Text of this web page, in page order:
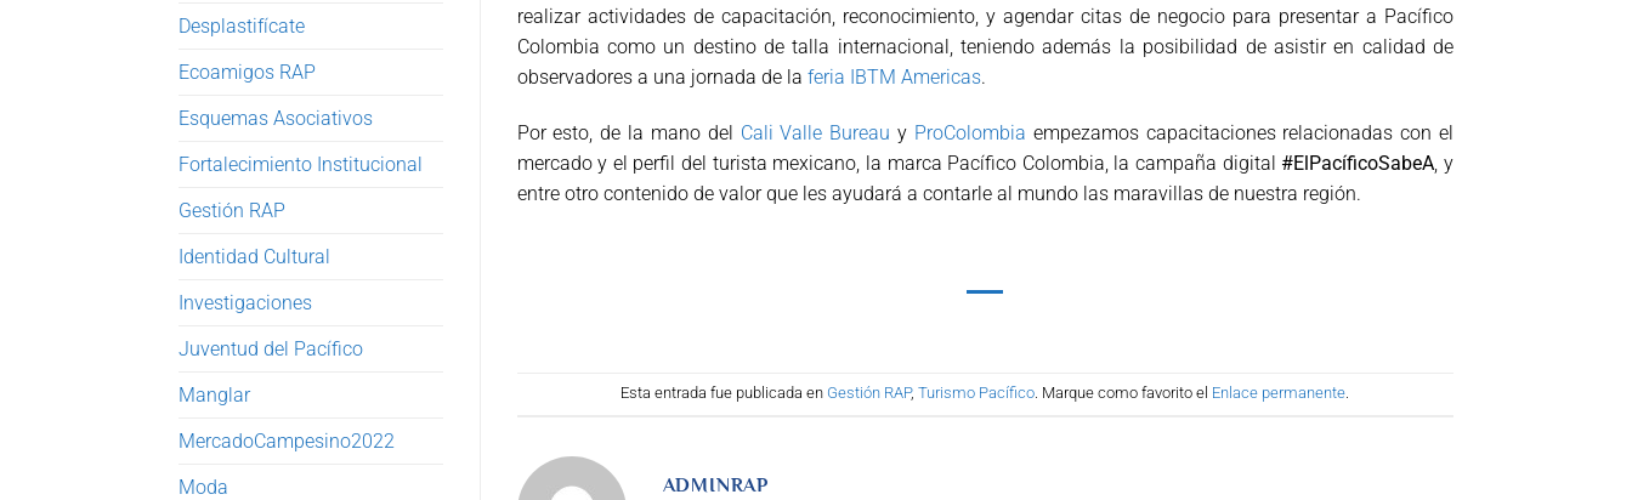
Desplastifícate
Ecoamigos RAP
Esquemas Asociativos
Fortalecimiento Institucional
Gestión RAP
Identidad Cultural
Investigaciones
Juventud del Pacífico
Manglar
MercadoCampesino2022
Moda
realizar actividades de capacitación, reconocimiento, y agendar citas de negocio para presentar a Pacífico
Colombia como un destino de talla internacional, teniendo además la posibilidad de asistir en calidad de
observadores a una jornada de la feria IBTM Americas.
Por esto, de la mano del Cali Valle Bureau y ProColombia empezamos capacitaciones relacionadas con el
mercado y el perfil del turista mexicano, la marca Pacífico Colombia, la campaña digital #ElPacíficoSabeA, y
entre otro contenido de valor que les ayudará a contarle al mundo las maravillas de nuestra región.
Esta entrada fue publicada en Gestión RAP,Turismo Pacífico. Marque como favorito el Enlace permanente.
ADMINRAP